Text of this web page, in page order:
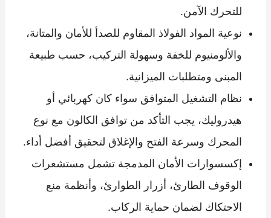
للتحرك الآمن.
نوعية المواد الفولاذ المقاوم للصدأ للأمان والمتانة،
والألومنيوم للخفة وسهولة التركيب، حسب طبيعة
المبنى ومتطلبات الميزانية.
نظام التشغيل المتوافق سواء كان كهربائي أو
هيدروليك، يجب التأكد من توافق الكالون مع نوع
المحرك وسرعة الفتح والإغلاق لتحقيق أفضل أداء.
إكسسوارات الأمان المدمجة تشمل مستشعرات
الوقوف الطارئ، أزرار الطوارئ، وأنظمة منع
الاحتكاك لضمان حماية الركاب.